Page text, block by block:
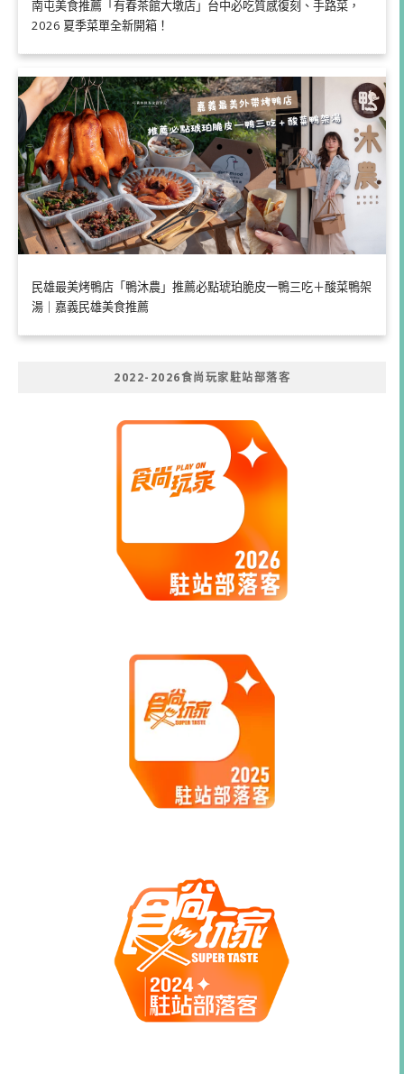
南屯美食推薦「有春茶館大墩店」台中必吃質感復刻、手路菜，
2026 夏季菜單全新開箱！
民雄最美烤鴨店「鴨沐農」推薦必點琥珀脆皮一鴨三吃＋酸菜鴨架
湯｜嘉義民雄美食推薦
2022-2026食尚玩家駐站部落客